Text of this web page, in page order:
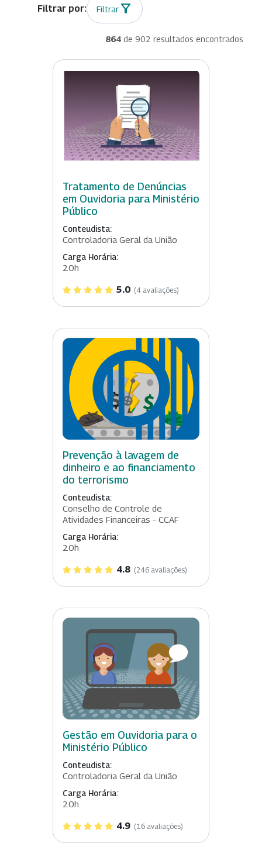
Filtrar
864 de 902 resultados encontrados
Tratamento de Denúncias
em Ouvidoria para Ministério
Público
Conteudista:
Controladoria Geral da União
Carga Horária:
20h
5.0 (4 avaliações)
Prevenção à lavagem de
dinheiro e ao financiamento
do terrorismo
Conteudista:
Conselho de Controle de
Atividades Financeiras - CCAF
Carga Horária:
20h
4.8 (246 avaliações)
Gestão em Ouvidoria para o
Ministério Público
Conteudista:
Controladoria Geral da União
Carga Horária:
20h
4.9 (16 avaliações)